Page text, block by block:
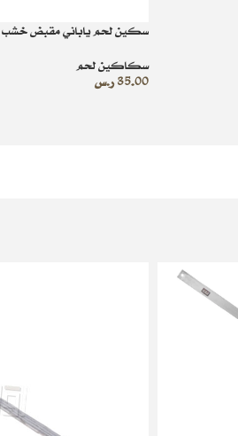
سكين لحم ياباني مقبض خشب 23 سم
سكاكين لحم
35.00ر.س